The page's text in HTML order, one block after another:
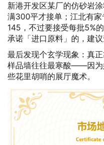
新港开发区某厂的仿砂岩
满300平才接单；江北有
145，不过要接受每批5%
承诺「进口原料」的，建
最后发现个玄学现象：真
样品墙往往最寒酸——因为
些花里胡哨的展厅魔术。